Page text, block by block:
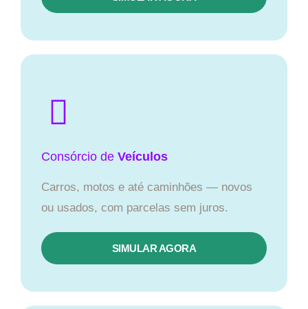
Consórcio de Veículos
Carros, motos e até caminhões — novos
ou usados, com parcelas sem juros.
SIMULAR AGORA